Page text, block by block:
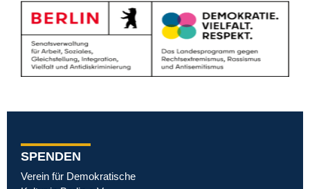
SPENDEN
Verein für Demokratische